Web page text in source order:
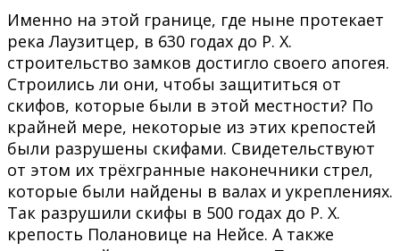
Именно на этой границе, где ныне протекает
река Лаузитцер, в 630 годах до Р. Х.
строительство замков достигло своего апогея.
Строились ли они, чтобы защититься от
скифов, которые были в этой местности? По
крайней мере, некоторые из этих крепостей
были разрушены скифами. Свидетельствуют
от этом их трёхгранные наконечники стрел,
которые были найдены в валах и укреплениях.
Так разрушили скифы в 500 годах до Р. Х.
крепость Полановице на Нейсе. А также